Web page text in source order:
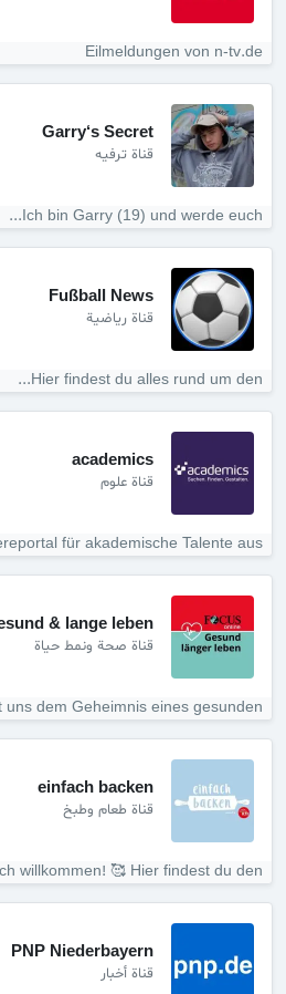
Eilmeldungen von n-tv.de
Garry‘s Secret
قناة ترفيه
Ich bin Garry (19) und werde euch...
Fußball News
قناة رياضية
Hier findest du alles rund um den...
academics
قناة علوم
für akademische Talente aus...
& lange leben
قناة صحة ونمط حياة
dem Geheimnis eines gesunden...
einfach backen
قناة طعام وطبخ
willkommen! 🥰 Hier findest du den...
PNP Niederbayern
قناة أخبار